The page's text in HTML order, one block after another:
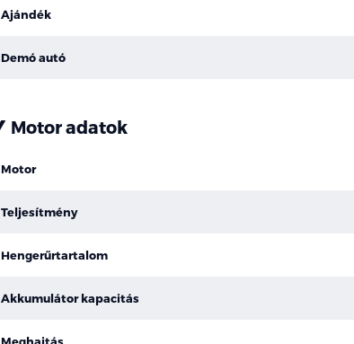
Ajándék
Demó autó
Motor adatok
Motor
Teljesítmény
Hengerűrtartalom
Akkumulátor kapacitás
Meghajtás